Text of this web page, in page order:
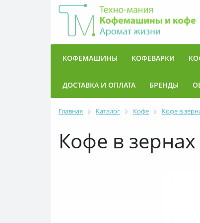
КОФЕМАШИНЫ КОФЕВАРКИ
ДОСТАВКА И ОПЛАТА БРЕНДЫ
Главная Каталог Кофе Кофе в
Кофе в